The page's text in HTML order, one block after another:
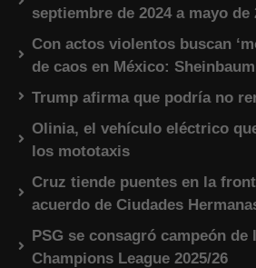
septiembre de 2024 a mayo de
Con actos violentos buscan
de caos en México: Sheinbaum
Trump afirma que podría no
Olinia, el vehículo eléctrico
los mototaxis
Cruz tiende puentes en la
acuerdo de Ciudades
PSG se consagró campeón de
Champions League 2025/26